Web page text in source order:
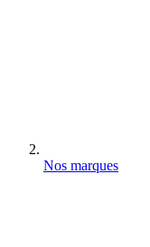
Nos marques